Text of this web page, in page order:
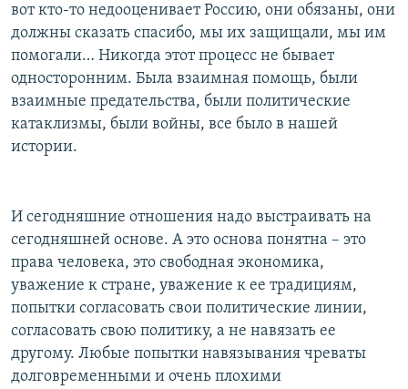
вот кто-то недооценивает Россию, они обязаны, они
должны сказать спасибо, мы их защищали, мы им
помогали… Никогда этот процесс не бывает
односторонним. Была взаимная помощь, были
взаимные предательства, были политические
катаклизмы, были войны, все было в нашей
истории.
И сегодняшние отношения надо выстраивать на
сегодняшней основе. А это основа понятна – это
права человека, это свободная экономика,
уважение к стране, уважение к ее традициям,
попытки согласовать свои политические линии,
согласовать свою политику, а не навязать ее
другому. Любые попытки навязывания чреваты
долговременными и очень плохими